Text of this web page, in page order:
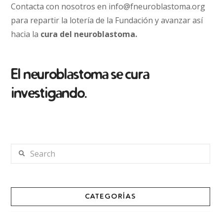
Contacta con nosotros en info@fneuroblastoma.org
para repartir la lotería de la Fundación y avanzar así
hacia la cura del neuroblastoma.
El neuroblastoma se cura
investigando.
Search
CATEGORÍAS